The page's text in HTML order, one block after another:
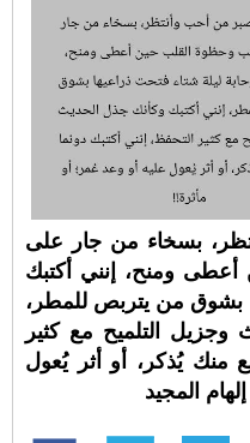
بسخاء من جار على
ومنح، إنني أكتبك
بشوق من يتربص للمطر،
وجزيل التلميح مع كثير
منك يُذكر، أو أثر يُعول
المجيد